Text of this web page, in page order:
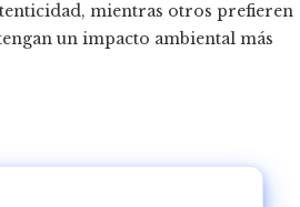
mientras otros prefieren
un impacto ambiental más